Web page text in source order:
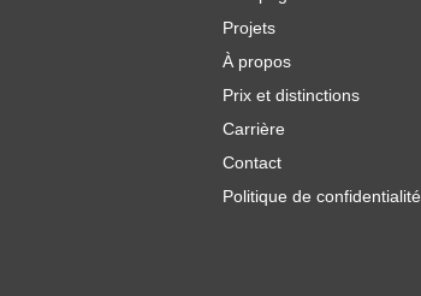
Projets
À propos
Prix et distinctions
Carrière
Contact
Politique de confidentialité